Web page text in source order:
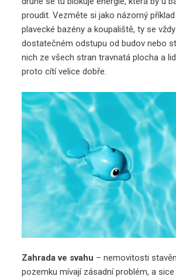
proudit. Vezměte si jako názorný
plavecké bazény a koupaliště, ty se
dostatečném odstupu od budov nebo
nich ze všech stran travnatá plocha a
proto cítí velice dobře.
Zahrada ve svahu – nemovitosti
pozemku mívají zásadní problém, a sice